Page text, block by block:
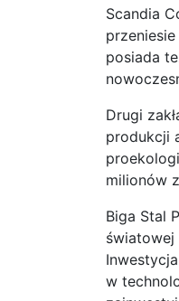
Scandia
posiada
Drugi
produkcji
milionów
Biga Stal
światowej
w